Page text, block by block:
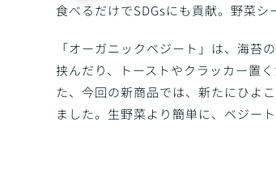
食べるだけでSDGsにも貢献。野菜シ
「オーガニックベジート」は、海苔
挟んだり、トーストやクラッカー置
た、今回の新商品では、新たにひよ
ました。生野菜より簡単に、ベジー